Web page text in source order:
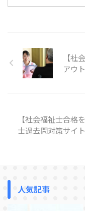
増してしまいます。しか
す。大切なのは緊張を抑え
とではなく、味方につけ
す。 深呼吸と呼吸リズムの
試験直前にできる最もシン
【社
アウ
【社会福祉士合格
士過去問対策サイ
人気記事